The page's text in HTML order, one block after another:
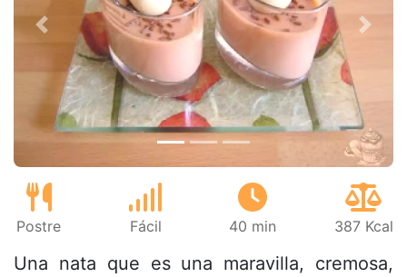
Anterior
Postre Fácil 40 min 387 Kcal
Una nata que es una maravilla, cremosa,